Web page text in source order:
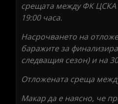
срещата между ФК ЦСКА
19:00 часа.
Насрочването на
баражите за
следващия сезон) и на
Отложената среща
Макар да е наясно, че